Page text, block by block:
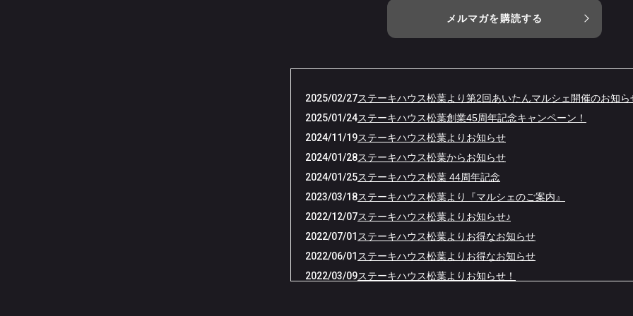
メルマガを購読する
2025/02/27ステーキハウス松葉より第2回あいたんマルシェ開催のお知ら
2025/01/24ステーキハウス松葉創業45周年記念キャンペーン！
2024/11/19ステーキハウス松葉よりお知らせ
2024/01/28ステーキハウス松葉からお知らせ
2024/01/25ステーキハウス松葉 44周年記念
2023/03/18ステーキハウス松葉より『マルシェのご案内』
2022/12/07ステーキハウス松葉よりお知らせ♪
2022/07/01 ステーキハウス松葉よりお得なお知らせ
2022/06/01 ステーキハウス松葉よりお得なお知らせ
2022/03/09ステーキハウス松葉よりお知らせ！